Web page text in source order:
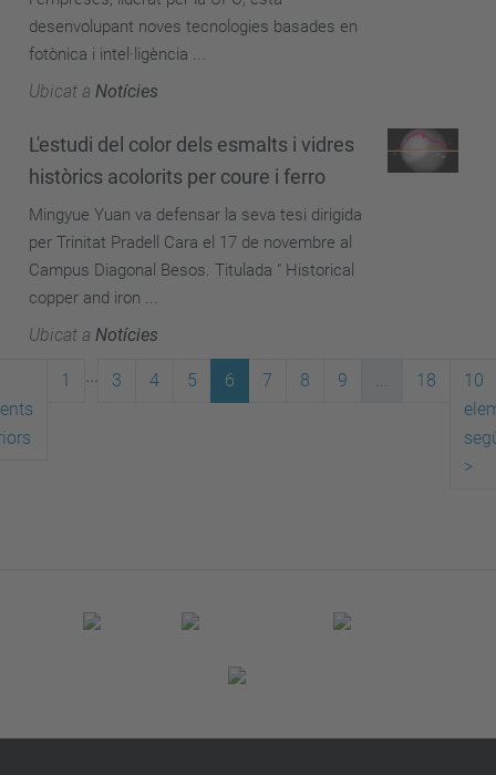
desenvolupant noves tecnologies basades en
fotònica i intel·ligència ...
Ubicat a Notícies
L'estudi del color dels esmalts i vidres
històrics acolorits per coure i ferro
Mingyue Yuan va defensar la seva tesi dirigida
per Trinitat Pradell Cara el 17 de novembre al
Campus Diagonal Besos. Titulada " Historical
copper and iron ...
Ubicat a Notícies
1 3 4 5 6 7 8 9 ... 18
10
>